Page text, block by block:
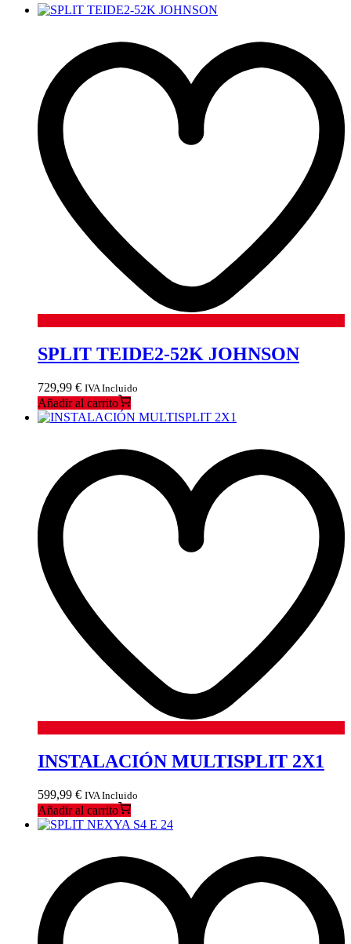
SPLIT TEIDE2-52K JOHNSON
729,99 € IVA Incluido
Añadir al carrito
INSTALACIÓN MULTISPLIT 2X1
599,99 € IVA Incluido
Añadir al carrito